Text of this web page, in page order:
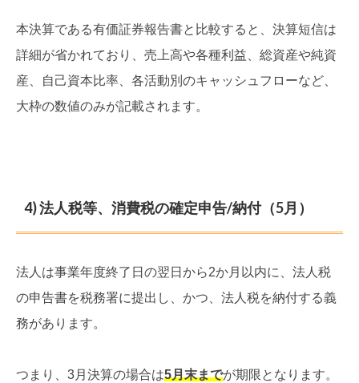
本決算である有価証券報告書と比較すると、決算短信は
詳細が省かれており、売上高や各種利益、総資産や純資
産、自己資本比率、各活動別のキャッシュフローなど、
大枠の数値のみが記載されます。
4) 法人税等、消費税の確定申告/納付（5月）
法人は事業年度終了日の翌日から2か月以内に、法人税
の申告書を税務署に提出し、かつ、法人税を納付する義
務があります。
つまり、3月決算の場合は5月末までが期限となります。